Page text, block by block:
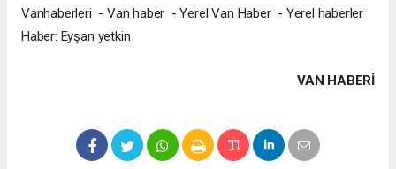
Vanhaberleri - Van haber - Yerel Van Haber - Yerel haberler
Haber: Eyşan yetkin
VAN HABERİ